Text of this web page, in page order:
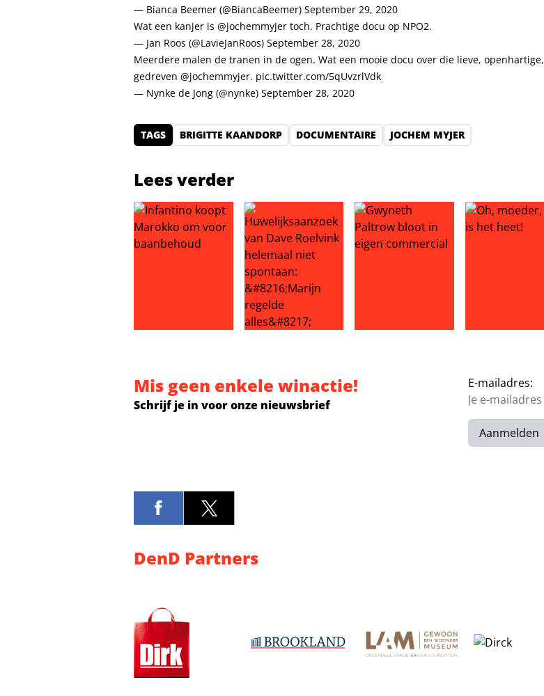
— Bianca Beemer (@BiancaBeemer) September 29, 2020
Wat een kanjer is @jochemmyjer toch. Prachtige docu op NPO2.
— Jan Roos (@LavieJanRoos) September 28, 2020
Meerdere malen de tranen in de ogen. Wat een mooie docu over die lieve, openhartige,
gedreven @jochemmyjer. pic.twitter.com/5qUvzrlVdk
— Nynke de Jong (@nynke) September 28, 2020
TAGS BRIGITTE KAANDORP DOCUMENTAIRE JOCHEM MYJER
Lees verder
Mis geen enkele winactie!
Schrijf je in voor onze nieuwsbrief
E-mailadres:
Aanmelden
DenD Partners